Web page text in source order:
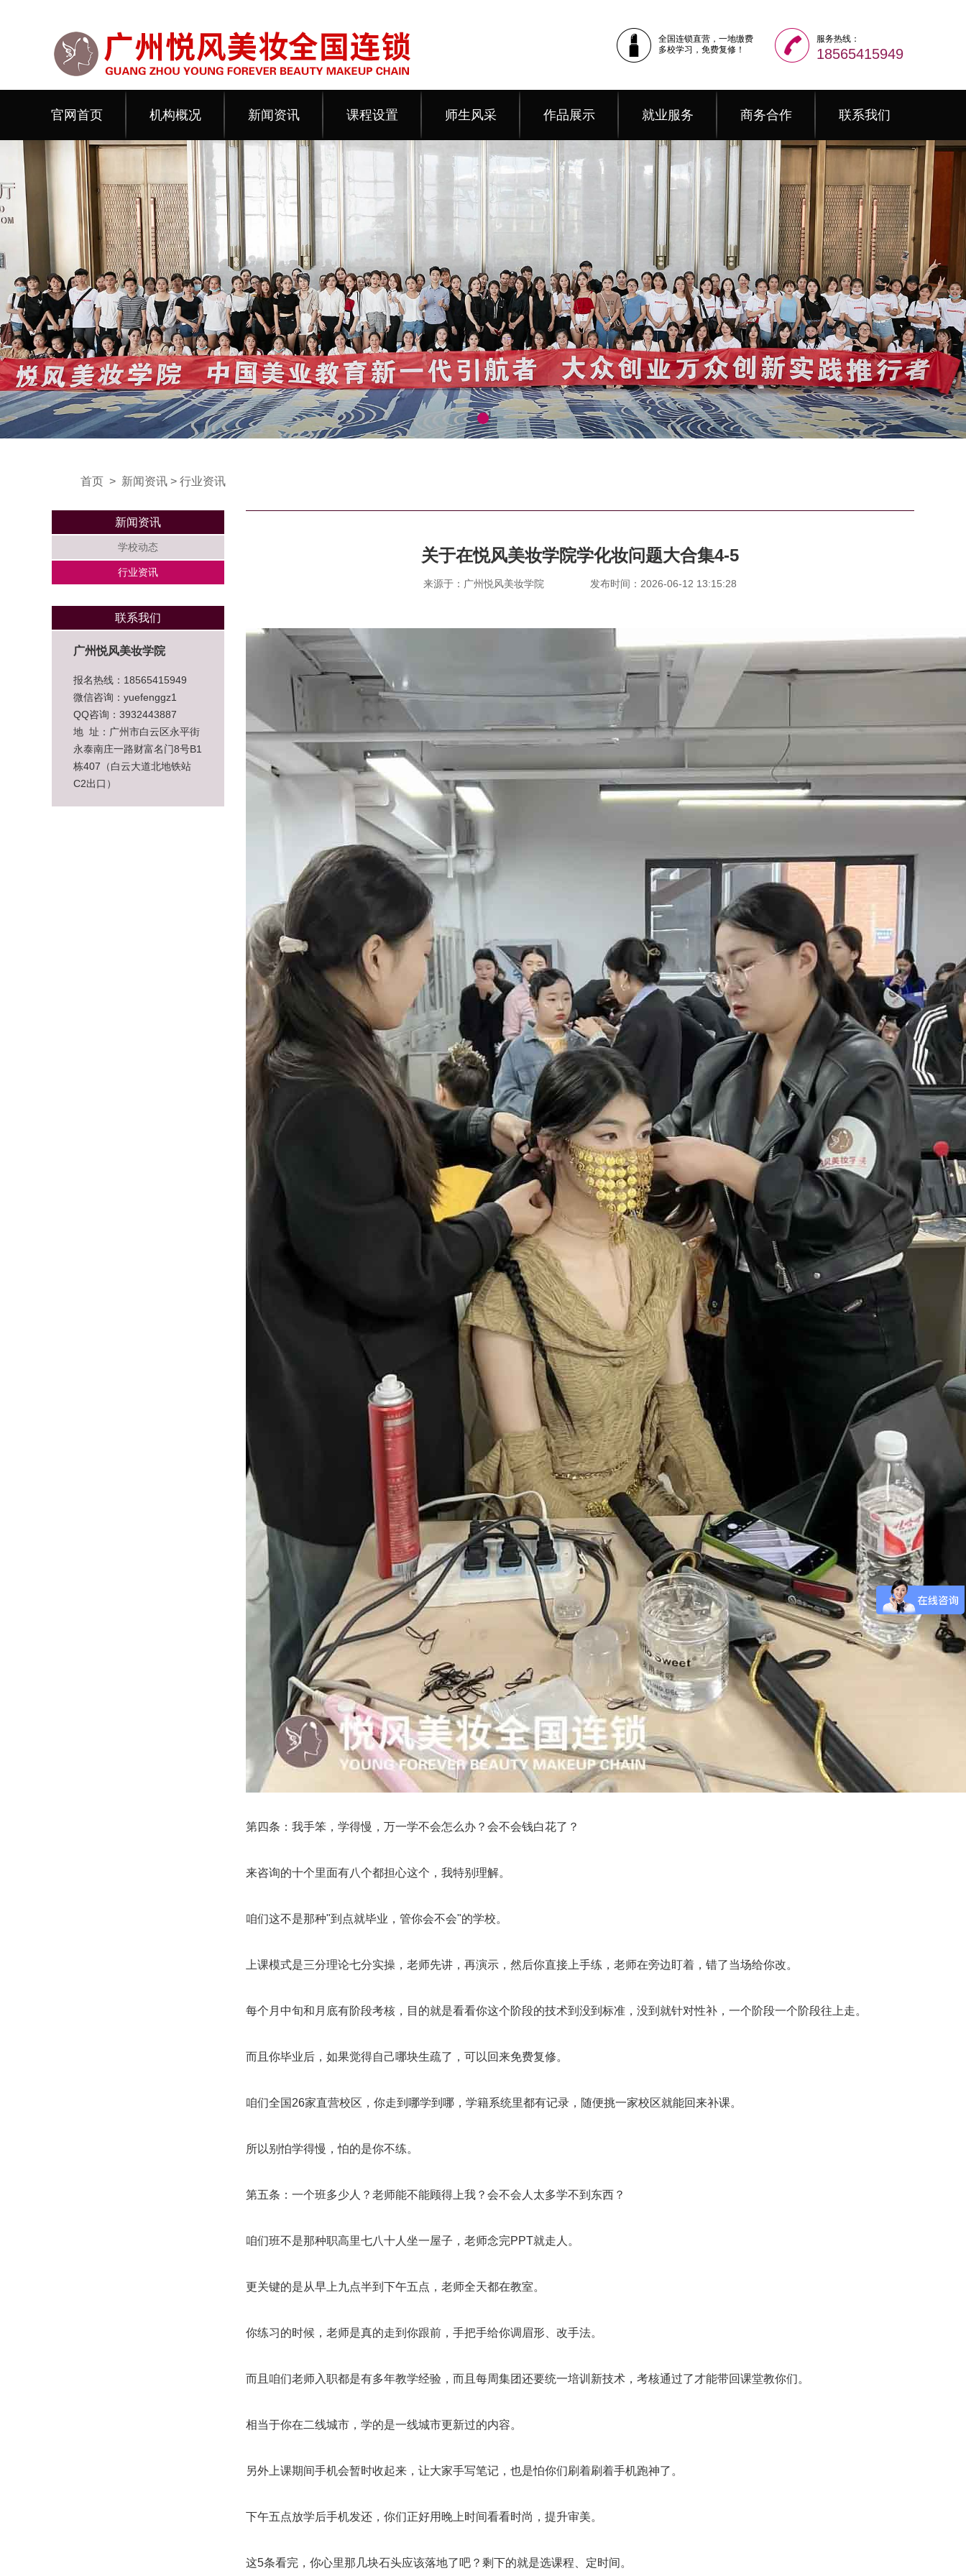
全国连锁直营，一地缴费
多校学习，免费复修！
服务热线：
18565415949
官网首页 机构概况 新闻资讯 课程设置 师生风采 作品展示 就业服务 商务合作 联系我们
首页 > 新闻资讯 > 行业资讯
新闻资讯
学校动态
行业资讯
联系我们
广州悦风美妆学院
报名热线：18565415949
微信咨询：yuefenggz1
QQ咨询：3932443887
地 址：广州市白云区永平街
永泰南庄一路财富名门8号B1
栋407（白云大道北地铁站
C2出口）
关于在悦风美妆学院学化妆问题大合集4-5
来源于：广州悦风美妆学院 发布时间：2026-06-12 13:15:28
第四条：我手笨，学得慢，万一学不会怎么办？会不会钱白花了？
来咨询的十个里面有八个都担心这个，我特别理解。
咱们这不是那种"到点就毕业，管你会不会"的学校。
上课模式是三分理论七分实操，老师先讲，再演示，然后你直接上手练，老师在旁边盯着，错了当场给你改。
每个月中旬和月底有阶段考核，目的就是看看你这个阶段的技术到没到标准，没到就针对性补，一个阶段一个阶段往上走。
而且你毕业后，如果觉得自己哪块生疏了，可以回来免费复修。
咱们全国26家直营校区，你走到哪学到哪，学籍系统里都有记录，随便挑一家校区就能回来补课。
所以别怕学得慢，怕的是你不练。
第五条：一个班多少人？老师能不能顾得上我？会不会人太多学不到东西？
咱们班不是那种职高里七八十人坐一屋子，老师念完PPT就走人。
更关键的是从早上九点半到下午五点，老师全天都在教室。
你练习的时候，老师是真的走到你跟前，手把手给你调眉形、改手法。
而且咱们老师入职都是有多年教学经验，而且每周集团还要统一培训新技术，考核通过了才能带回课堂教你们。
相当于你在二线城市，学的是一线城市更新过的内容。
另外上课期间手机会暂时收起来，让大家手写笔记，也是怕你们刷着刷着手机跑神了。
下午五点放学后手机发还，你们正好用晚上时间看看时尚，提升审美。
这5条看完，你心里那几块石头应该落地了吧？剩下的就是选课程、定时间。